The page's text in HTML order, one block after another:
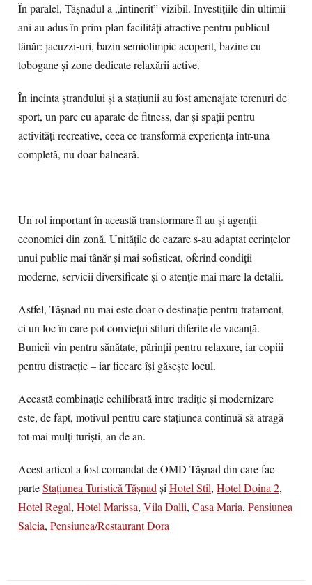
În paralel, Tășnadul a „întinerit” vizibil. Investițiile din ultimii
ani au adus în prim-plan facilități atractive pentru publicul
tânăr: jacuzzi-uri, bazin semiolimpic acoperit, bazine cu
tobogane și zone dedicate relaxării active.
În incinta ștrandului și a stațiunii au fost amenajate terenuri de
sport, un parc cu aparate de fitness, dar și spații pentru
activități recreative, ceea ce transformă experiența într-una
completă, nu doar balneară.
Un rol important în această transformare îl au și agenții
economici din zonă. Unitățile de cazare s-au adaptat cerințelor
unui public mai tânăr și mai sofisticat, oferind condiții
moderne, servicii diversificate și o atenție mai mare la detalii.
Astfel, Tășnad nu mai este doar o destinație pentru tratament,
ci un loc în care pot conviețui stiluri diferite de vacanță.
Bunicii vin pentru sănătate, părinții pentru relaxare, iar copiii
pentru distracție – iar fiecare își găsește locul.
Această combinație echilibrată între tradiție și modernizare
este, de fapt, motivul pentru care stațiunea continuă să atragă
tot mai mulți turiști, an de an.
Acest articol a fost comandat de OMD Tășnad din care fac
parteStațiunea Turistică TășnadșiHotel Stil, Hotel Doina 2,
Hotel Regal, Hotel Marissa, Vila Dalli, Casa Maria, Pensiunea
Salcia, Pensiunea/Restaurant Dora